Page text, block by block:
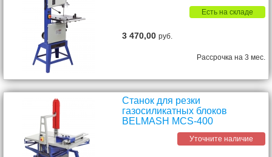
Есть на складе
3 470,00руб.
Рассрочка на 3 мес.
Станок для резки
газосиликатных блоков
BELMASH MCS-400
Уточните наличие